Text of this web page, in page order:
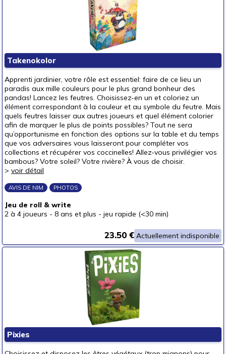
Takenokolor
Apprenti jardinier, votre rôle est essentiel: faire de ce lieu un
paradis aux mille couleurs pour le plus grand bonheur des
pandas! Lancez les feutres. Choisissez-en un et coloriez un
élément correspondant à la couleur et au symbole du feutre. Mais
quels feutres laisser aux autres joueurs et quel élément colorier
afin de marquer le plus de points possibles? Tout ne sera
qu’opportunisme en fonction des options sur la table et du temps
que vos adversaires vous laisseront pour compléter vos
collections et récupérer vos coccinelles! Allez-vous privilégier vos
bambous? Votre soleil? Votre rivière? À vous de choisir.
> voir détail
AVIS DE NIM PHOTOS
Jeu de roll & write
2 à 4 joueurs - 8 ans et plus - jeu rapide (<30 min)
Actuellement indisponible
23.50 €
Pixies